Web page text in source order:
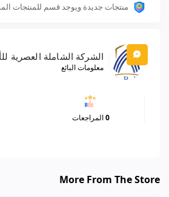
منتجات جديدة ويوجد قسم للمنتجات
الشركة الشاملة العصرية
معلومات البائع
0المراجعات
More From The Store